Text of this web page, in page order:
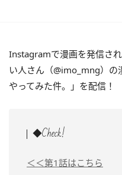
Instagramで漫画を発信さ
い人さん（@imo_mng）の
やってみた件。」を配信！
◆Check!
＜＜第1話はこちら